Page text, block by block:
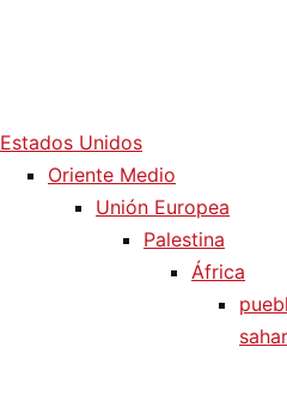
Estados Unidos
Oriente Medio
Unión Europea
Palestina
África